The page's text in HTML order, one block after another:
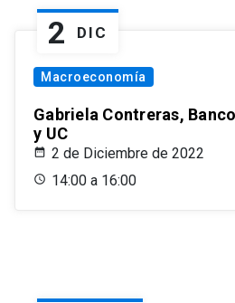
2 DIC
Macroeconomía
Gabriela Contreras,
y UC
2 de Diciembre de 2022
14:00 a 16:00